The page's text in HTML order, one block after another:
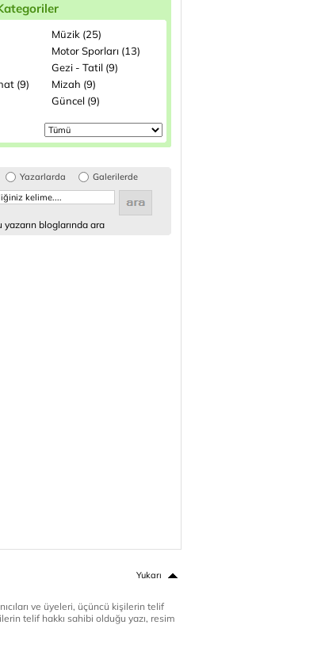
Müzik (25)
Motor Sporları (13)
Gezi - Tatil (9)
(9)
Mizah (9)
Güncel (9)
Yazarlarda Galerilerde
yazarın bloglarında ara
Yukarı
ve üyeleri, üçüncü kişilerin telif
telif hakkı sahibi olduğu yazı, resim